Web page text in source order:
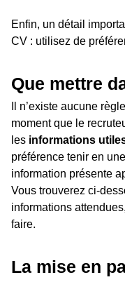
Enfin, un détail
CV : utilisez de
Que mettre
Il n’existe aucune
moment que le
les informations
préférence tenir en
information présente
Vous trouverez ci-
informations
faire.
La mise en